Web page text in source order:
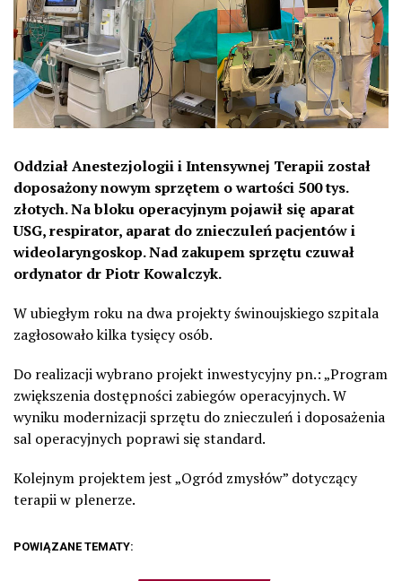
Oddział Anestezjologii i Intensywnej Terapii został
doposażony nowym sprzętem o wartości 500 tys.
złotych. Na bloku operacyjnym pojawił się aparat
USG, respirator, aparat do znieczuleń pacjentów i
wideolaryngoskop. Nad zakupem sprzętu czuwał
ordynator dr Piotr Kowalczyk.
W ubiegłym roku na dwa projekty świnoujskiego szpitala
zagłosowało kilka tysięcy osób.
Do realizacji wybrano projekt inwestycyjny pn.: „Program
zwiększenia dostępności zabiegów operacyjnych. W
wyniku modernizacji sprzętu do znieczuleń i doposażenia
sal operacyjnych poprawi się standard.
Kolejnym projektem jest „Ogród zmysłów” dotyczący
terapii w plenerze.
POWIĄZANE TEMATY: